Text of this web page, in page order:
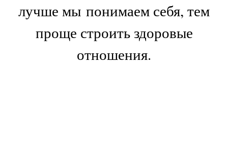
лучше мы понимаем себя, тем
проще строить здоровые
отношения.